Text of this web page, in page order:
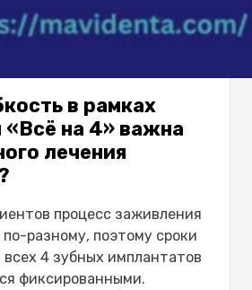
в рамках
на 4» важна
лечения
процесс заживления
по-разному, поэтому сроки
всех 4 зубных имплантатов
фиксированными.